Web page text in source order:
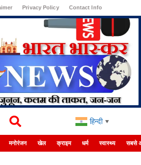
Privacy Policy Contact Info
हिन्दी ▼
मनोरंजन खेल क्राइम धर्म स्वास्थ्य सबसे